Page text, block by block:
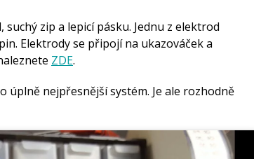
zip a lepicí pásku. Jednu z elektrod
Elektrody se připojí na ukazováček a
ZDE.
úplně nejpřesnější systém. Je ale rozhodně